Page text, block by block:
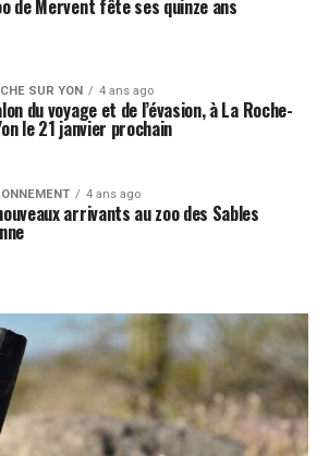
de Mervent fête ses quinze ans
SUR YON 4 ans ago
du voyage et de l’évasion, à La Roche-
le 21 janvier prochain
4 ans ago
arrivants au zoo des Sables